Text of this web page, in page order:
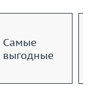
Самые
выгодные